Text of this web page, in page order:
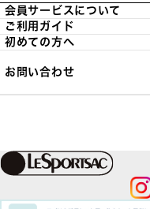
会員サービスについて
ご利用ガイド
初めての方へ
お問い合わせ